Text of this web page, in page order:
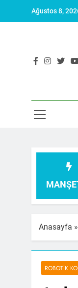
Ağustos 8,
I Besleme Kartı I
Anasayfa »
ROBOTIK